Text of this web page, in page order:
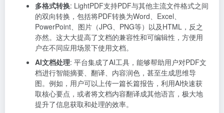
多格式转换: LightPDF支持PDF与其他主流文件格式之间
的双向转换，包括将PDF转换为Word、Excel、
PowerPoint、图片（JPG、PNG等）以及HTML，反之
亦然。这大大提高了文档的兼容性和可编辑性，方便用
户在不同应用场景下使用文档。
AI文档处理: 平台集成了AI工具，能够帮助用户对PDF文
档进行智能摘要、翻译、内容润色，甚至生成思维导
图。例如，用户可以上传一篇长篇报告，利用AI快速获
取核心要点，或者将文档内容翻译成其他语言，极大地
提升了信息获取和处理的效率。